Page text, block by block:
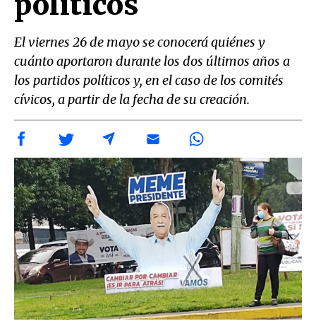
El viernes 26 de mayo se conocerá quiénes y
cuánto aportaron durante los dos últimos años a
los partidos políticos y, en el caso de los comités
cívicos, a partir de la fecha de su creación.